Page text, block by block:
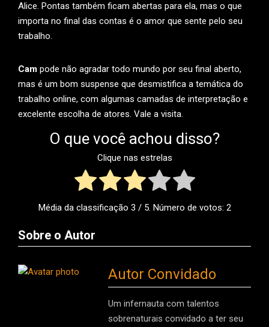
Alice. Pontas também ficam abertas para ela, mas o que
importa no final das contas é o amor que sente pelo seu
trabalho.
Cam pode não agradar todo mundo por seu final aberto,
mas é um bom suspense que desmistifica a temática do
trabalho online, com algumas camadas de interpretação e
excelente escolha de atores. Vale a visita.
O que você achou disso?
Clique nas estrelas
Média da classificação 3 / 5. Número de votos: 2
Sobre o Autor
Autor Convidado
Um infernauta com talentos
sobrenaturais convidado a ter seu